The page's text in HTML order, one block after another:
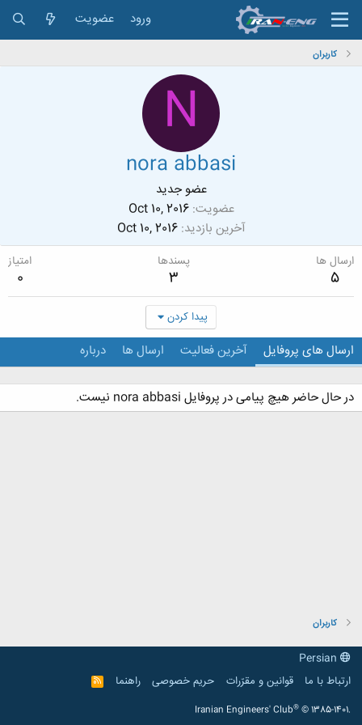
ورود عضویت
کاربران
N
nora abbasi
عضو جدید
عضویت Oct 10, 2016
آخرین بازدید Oct 10, 2016
ارسال ها
5
پسندها
3
امتیاز
0
پیدا کردن
ارسال های پروفایل آخرین فعالیت ارسال ها درباره
در حال حاضر هیچ پیامی در پروفایل nora abbasi نیست.
کاربران
ارتباط با ما
قوانین و مقرّرات حریم خصوصی راهنما
R
S
Iranian Engineers' Club® © 1385-1401.